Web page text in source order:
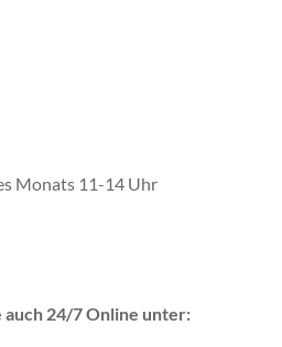
Monats 11-14 Uhr
auch 24/7 Online unter: